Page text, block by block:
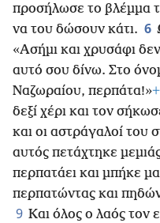
προσήλωσε το βλέμμα
να του δώσουν κάτι. 6
«Ασήμι και χρυσάφι
αυτό σου δίνω. Στο
Ναζωραίου, περπάτα!»+
δεξί χέρι και τον
και οι αστράγαλοί του
αυτός πετάχτηκε
περπατάει και μπήκε
περπατώντας και
9 Και όλος ο λαός τον